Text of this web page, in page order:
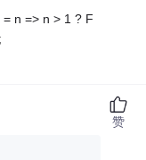
n => n > 1 ? F
赞